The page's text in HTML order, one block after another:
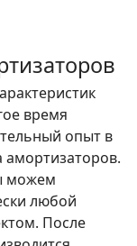
время
опыт в
амортизаторов.
можем
любой
После